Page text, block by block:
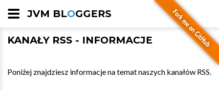
JVM BLOGGERS
KANAŁY RSS - INFORMACJE
Poniżej znajdziesz informacje na temat naszych kanałów RSS.